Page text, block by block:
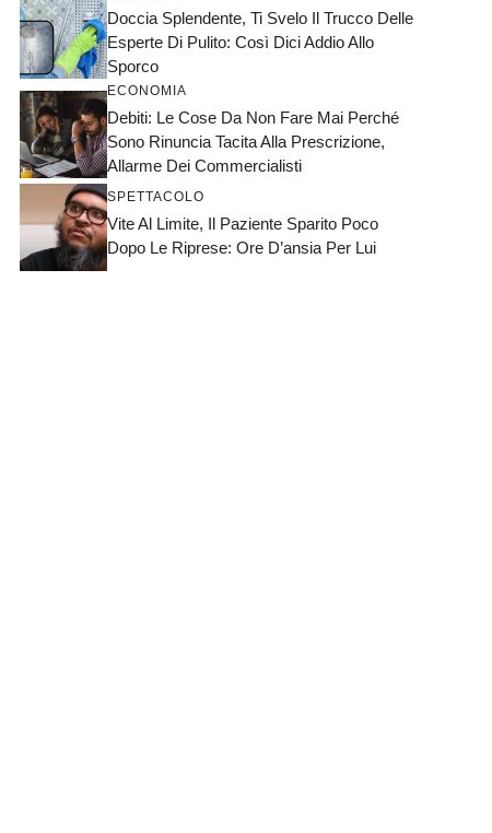
Doccia Splendente, Ti Svelo Il Trucco Delle
Esperte Di Pulito: Così Dici Addio Allo
Sporco
ECONOMIA
Debiti: Le Cose Da Non Fare Mai Perché
Sono Rinuncia Tacita Alla Prescrizione,
Allarme Dei Commercialisti
SPETTACOLO
Vite Al Limite, Il Paziente Sparito Poco
Dopo Le Riprese: Ore D’ansia Per Lui